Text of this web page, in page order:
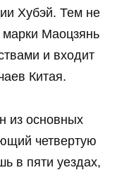
Хубэй. Тем не
марки Маоцзянь
и входит
Китая.
из основных
четвертую
в пяти уездах,